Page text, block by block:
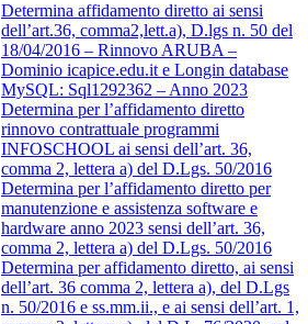
Determina affidamento diretto ai sensi
dell’art.36, comma2,lett.a), D.lgs n. 50 del
18/04/2016 – Rinnovo ARUBA –
Dominio icapice.edu.it e Longin database
MySQL: Sql1292362 – Anno 2023
Determina per l’affidamento diretto
rinnovo contrattuale programmi
INFOSCHOOL ai sensi dell’art. 36,
comma 2, lettera a) del D.Lgs. 50/2016
Determina per l’affidamento diretto per
manutenzione e assistenza software e
hardware anno 2023 sensi dell’art. 36,
comma 2, lettera a) del D.Lgs. 50/2016
Determina per affidamento diretto, ai sensi
dell’art. 36 comma 2, lettera a), del D.Lgs
n. 50/2016 e ss.mm.ii., e ai sensi dell’art. 1,